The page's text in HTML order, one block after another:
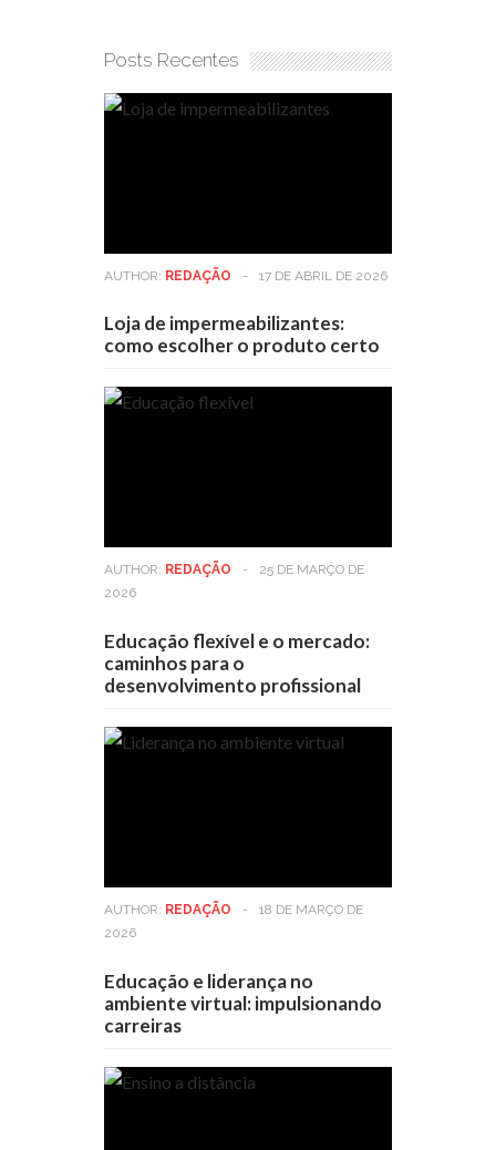
Posts Recentes
AUTHOR: REDAÇÃO - 17 DE ABRIL DE 2026
Loja de impermeabilizantes:
como escolher o produto certo
AUTHOR: REDAÇÃO -
25 DE MARÇO DE
2026
Educação flexível e o mercado:
caminhos para o
desenvolvimento profissional
AUTHOR: REDAÇÃO -
18 DE MARÇO DE
2026
Educação e liderança no
ambiente virtual: impulsionando
carreiras